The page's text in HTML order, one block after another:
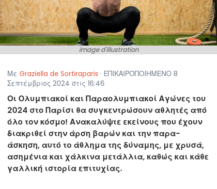
image d'illustration
Με Graziella de Sortiraparis · ΕΠΙΚΑΙΡΟΠΟΙΗΜΕΝΟ 8
Σεπτέμβριος 2024 στις 16:46
Οι Ολυμπιακοί και Παραολυμπιακοί Αγώνες του
2024 στο Παρίσι θα συγκεντρώσουν αθλητές από
όλο τον κόσμο! Ανακαλύψτε εκείνους που έχουν
διακριθεί στην άρση βαρών και την παρα-
άσκηση, αυτό το άθλημα της δύναμης, με χρυσά,
ασημένια και χάλκινα μετάλλια, καθώς και κάθε
γαλλική ιστορία επιτυχίας.